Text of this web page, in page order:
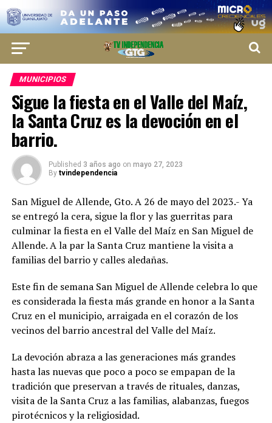
MUNICIPIOS
Sigue la fiesta en el Valle del Maíz,
la Santa Cruz es la devoción en el
barrio.
Published 3 años ago on mayo 27, 2023
By tvindependencia
San Miguel de Allende, Gto. A 26 de mayo del 2023.- Ya
se entregó la cera, sigue la flor y las guerritas para
culminar la fiesta en el Valle del Maíz en San Miguel de
Allende. A la par la Santa Cruz mantiene la visita a
familias del barrio y calles aledañas.
Este fin de semana San Miguel de Allende celebra lo que
es considerada la fiesta más grande en honor a la Santa
Cruz en el municipio, arraigada en el corazón de los
vecinos del barrio ancestral del Valle del Maíz.
La devoción abraza a las generaciones más grandes
hasta las nuevas que poco a poco se empapan de la
tradición que preservan a través de rituales, danzas,
visita de la Santa Cruz a las familias, alabanzas, fuegos
pirotécnicos y la religiosidad.